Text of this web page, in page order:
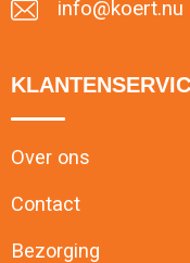
info@koert.nu
Over ons
Contact
Bezorging